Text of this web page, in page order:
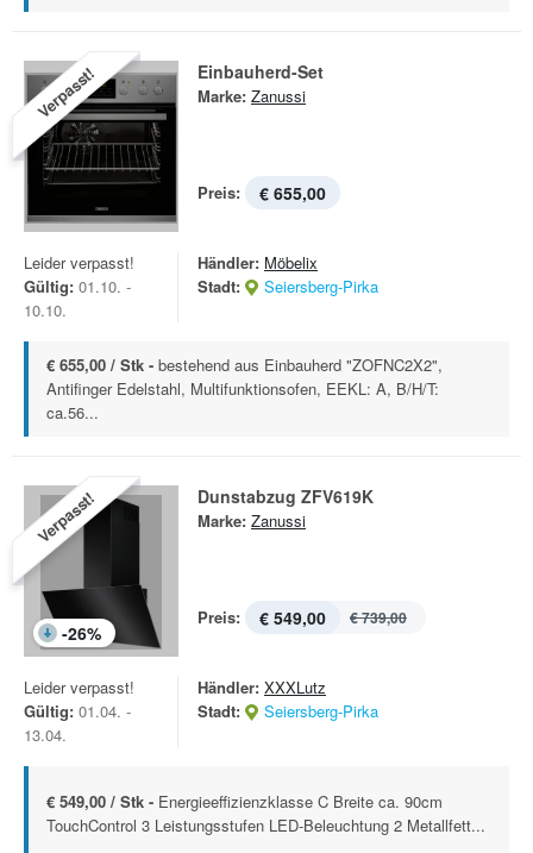
Verpasst! Einbauherd-Set
Marke: Zanussi
Preis: € 655,00
Leider verpasst!
Gültig: 01.10. -
10.10.
Händler: Möbelix
Stadt:
Seiersberg-Pirka
€ 655,00 / Stk - bestehend aus Einbauherd "ZOFNC2X2",
Antifinger Edelstahl, Multifunktionsofen, EEKL: A, B/H/T:
ca.56...
Verpasst!
-26%
Dunstabzug ZFV619K
Marke: Zanussi
Preis: € 549,00 € 739,00
Leider verpasst!
Gültig: 01.04. -
13.04.
Händler: XXXLutz
Stadt:
Seiersberg-Pirka
€ 549,00 / Stk - Energieeffizienzklasse C Breite ca. 90cm
TouchControl 3 Leistungsstufen LED-Beleuchtung 2 Metallfett...